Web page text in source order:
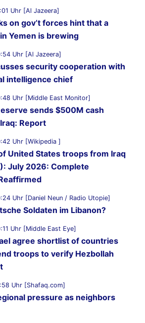
Uhr [Al Jazeera]
on gov’t forces hint that a
Yemen is brewing
Uhr [Al Jazeera]
security cooperation with
intelligence chief
Uhr [Middle East Monitor]
sends $500M cash
Report
Uhr [Wikipedia ]
United States troops from Iraq
July 2026: Complete
Uhr [Daniel Neun / Radio Utopie]
Soldaten im Libanon?
Uhr [Middle East Eye]
agree shortlist of countries
troops to verify Hezbollah
Uhr [Shafaq.com]
pressure as neighbors